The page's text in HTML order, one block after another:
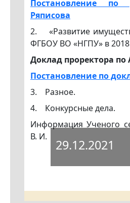
Постановление
Ряписова
2. «Развитие
ФГБОУ ВО «НГПУ» в 2018
Доклад проректора
Постановление по
3. Разное.
4. Конкурсные дела.
Информация Ученого
В. И.
29.12.2021